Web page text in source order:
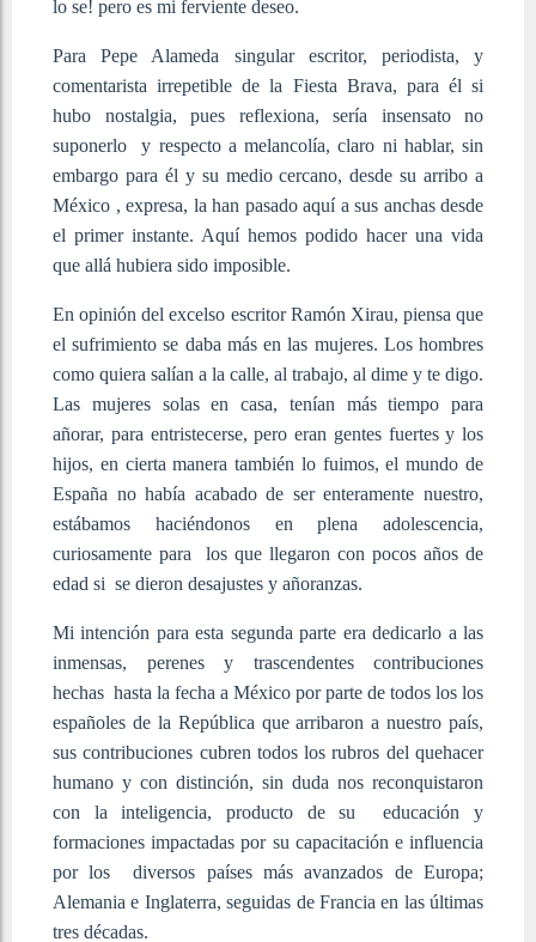
lo se! pero es mi ferviente deseo.
Para Pepe Alameda singular escritor, periodista, y
comentarista irrepetible de la Fiesta Brava, para él si
hubo nostalgia, pues reflexiona, sería insensato no
suponerlo y respecto a melancolía, claro ni hablar, sin
embargo para él y su medio cercano, desde su arribo a
México , expresa, la han pasado aquí a sus anchas desde
el primer instante. Aquí hemos podido hacer una vida
que allá hubiera sido imposible.
En opinión del excelso escritor Ramón Xirau, piensa que
el sufrimiento se daba más en las mujeres. Los hombres
como quiera salían a la calle, al trabajo, al dime y te digo.
Las mujeres solas en casa, tenían más tiempo para
añorar, para entristecerse, pero eran gentes fuertes y los
hijos, en cierta manera también lo fuimos, el mundo de
España no había acabado de ser enteramente nuestro,
estábamos haciéndonos en plena adolescencia,
curiosamente para los que llegaron con pocos años de
edad si se dieron desajustes y añoranzas.
Mi intención para esta segunda parte era dedicarlo a las
inmensas, perenes y trascendentes contribuciones
hechas hasta la fecha a México por parte de todos los los
españoles de la República que arribaron a nuestro país,
sus contribuciones cubren todos los rubros del quehacer
humano y con distinción, sin duda nos reconquistaron
con la inteligencia, producto de su educación y
formaciones impactadas por su capacitación e influencia
por los diversos países más avanzados de Europa;
Alemania e Inglaterra, seguidas de Francia en las últimas
tres décadas.